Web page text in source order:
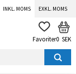
INKL. MOMS EXKL. MOMS
FAVORITER
0 SEK